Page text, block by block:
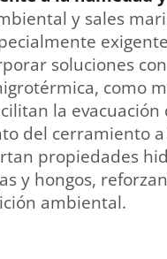
y sales
soluciones
como
la
del cerramiento a
propiedades
y hongos,
ambiental.